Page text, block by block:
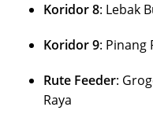
Koridor 8: Lebak
Koridor 9: Pinang
Rute Feeder:
Raya